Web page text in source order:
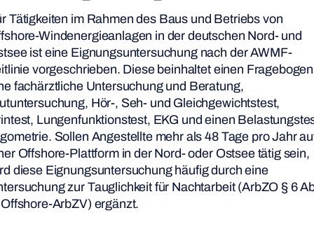
Tätigkeiten im Rahmen des Baus und Betriebs von
Windenergieanlagen in der deutschen Nord- und
ist eine Eignungsuntersuchung nach der AWMF-
vorgeschrieben. Diese beinhaltet einen
fachärztliche Untersuchung und Beratung,
Hör-, Seh- und Gleichgewichtstest,
Lungenfunktionstest, EKG und einen
Sollen Angestellte mehr als 48 Tage pro Jahr
Offshore-Plattform in der Nord- oder Ostsee tätig sein,
diese Eignungsuntersuchung häufig durch eine
zur Tauglichkeit für Nachtarbeit (ArbZO § 6
ArbZV) ergänzt.